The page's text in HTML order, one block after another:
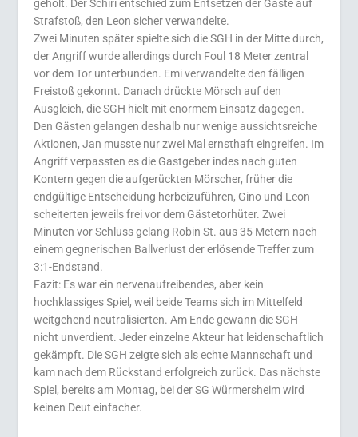
geholt. Der Schiri entschied zum Entsetzen der Gäste auf
Strafstoß, den Leon sicher verwandelte.
Zwei Minuten später spielte sich die SGH in der Mitte durch,
der Angriff wurde allerdings durch Foul 18 Meter zentral
vor dem Tor unterbunden. Emi verwandelte den fälligen
Freistoß gekonnt. Danach drückte Mörsch auf den
Ausgleich, die SGH hielt mit enormem Einsatz dagegen.
Den Gästen gelangen deshalb nur wenige aussichtsreiche
Aktionen, Jan musste nur zwei Mal ernsthaft eingreifen. Im
Angriff verpassten es die Gastgeber indes nach guten
Kontern gegen die aufgerückten Mörscher, früher die
endgültige Entscheidung herbeizuführen, Gino und Leon
scheiterten jeweils frei vor dem Gästetorhüter. Zwei
Minuten vor Schluss gelang Robin St. aus 35 Metern nach
einem gegnerischen Ballverlust der erlösende Treffer zum
3:1-Endstand.
Fazit: Es war ein nervenaufreibendes, aber kein
hochklassiges Spiel, weil beide Teams sich im Mittelfeld
weitgehend neutralisierten. Am Ende gewann die SGH
nicht unverdient. Jeder einzelne Akteur hat leidenschaftlich
gekämpft. Die SGH zeigte sich als echte Mannschaft und
kam nach dem Rückstand erfolgreich zurück. Das nächste
Spiel, bereits am Montag, bei der SG Würmersheim wird
keinen Deut einfacher.